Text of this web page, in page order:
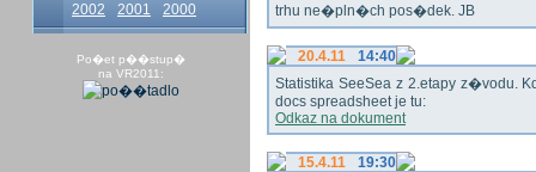
2002
2001 2000
Po�et p��stup�
na VR2011:
trhu ne�pln�ch pos�dek. JB
20.4.11
14:40
Statistika SeeSea z 2.etapy z�vodu.
docs spreadsheet je tu:
Odkaz na dokument
15.4.11
19:30